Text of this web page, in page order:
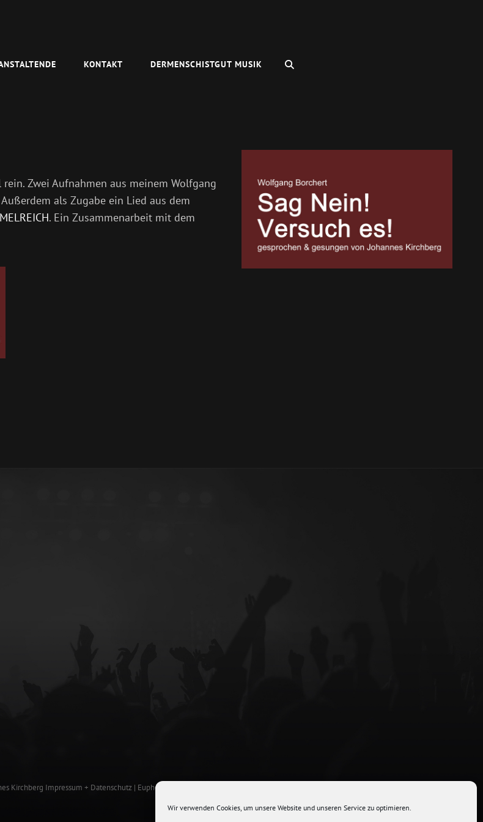
Wir verwenden Cookies, um unsere Website und unseren Service zu optimieren.
KONTAKT DERMENSCHISTGUT MUSIK
Zwei Aufnahmen aus meinem Wolfgang
Außerdem als Zugabe ein Lied aus dem
. Ein Zusammenarbeit mit dem
Kirchberg Impressum + Datenschutz | Euphony By